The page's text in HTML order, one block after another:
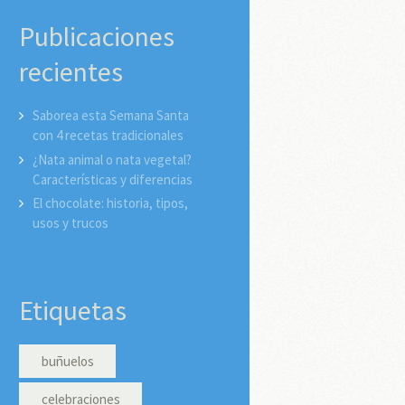
Publicaciones
recientes
Saborea esta Semana Santa
con 4 recetas tradicionales
¿Nata animal o nata vegetal?
Características y diferencias
El chocolate: historia, tipos,
usos y trucos
Etiquetas
buñuelos
celebraciones